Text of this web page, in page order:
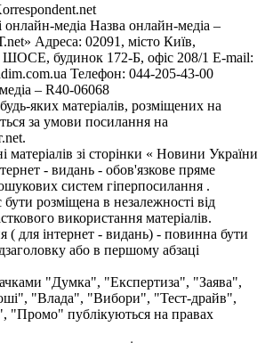
онлайн-медіа Назва онлайн-медіа –
Адреса: 02091, місто Київ,
будинок 172-Б, офіс 208/1 E-mail:
Телефон: 044-205-43-00
– R40-06068
яких матеріалів, розміщених на
за умови посилання на
матеріалів зі сторінки « Новини України
- видань - обов'язкове пряме
систем гіперпосилання .
розміщена в незалежності від
використання матеріалів.
( для інтернет - видань) - повинна бути
або в першому абзаці
"Думка", "Експертиза", "Заява",
"Влада", "Вибори", "Тест-драйв",
"Промо" публікуються на правах